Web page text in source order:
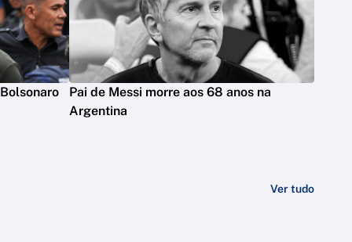
Pai de Messi morre aos 68 anos na
Argentina
Ver tudo